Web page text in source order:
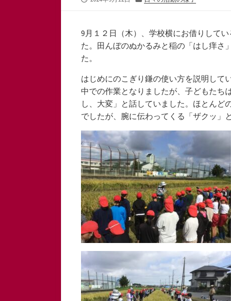
リ
9月１２日（木）、学校横にお借りして
た。田んぼのぬかるみと稲の「はし痒さ
た。
はじめにのこぎり鎌の使い方を説明して
中での作業となりましたが、子どもたち
し、大変」と話していました。ほとんど
でしたが、腕に伝わってくる「ザクッ」